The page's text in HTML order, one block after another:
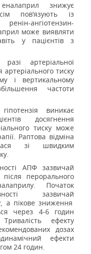
знижує
пов’язують із
ангіотензин-
може виявляти
у пацієнтів з
артеріальної
артеріального тиску
і вертикальному
частоти
виникає
досягнення
тиску може
Раптова відміна
зі швидким
АПФ зазвичай
перорального
Початок
зазвичай
а пікове зниження
через 4-6 годин
ефекту
дозах
ефекти
24 годин.